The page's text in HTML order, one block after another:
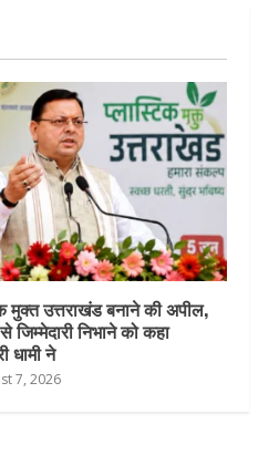
मुक्त उत्तराखंड बनाने की अपील,
जिम्मेदारी निभाने को कहा
धामी ने
7, 2026